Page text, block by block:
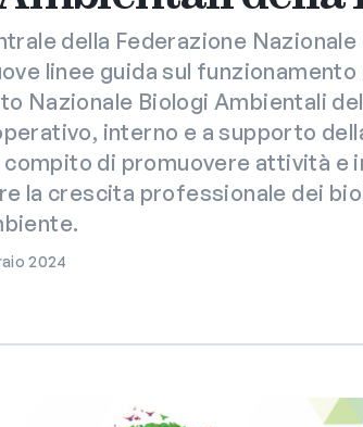
della Federazione Nazionale
linee guida sul funzionamento
Nazionale Biologi Ambientali
interno e a supporto
compito di promuovere attività e
la crescita professionale dei
2024